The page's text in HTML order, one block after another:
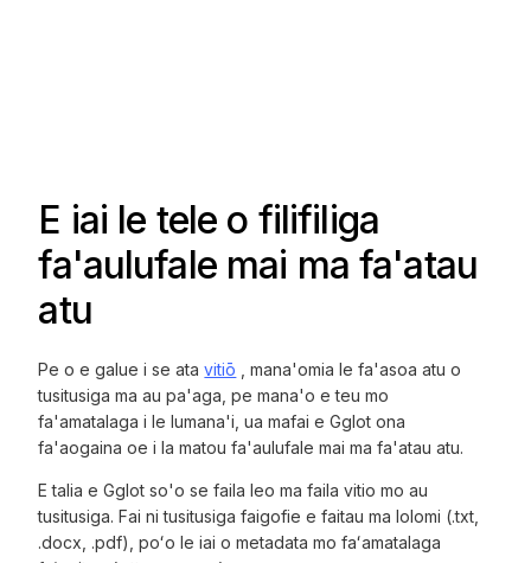
E iai le tele o filifiliga
fa'aulufale mai ma fa'atau
atu
Pe o e galue i se atavitiō , mana'omia le fa'asoa atu o
tusitusiga ma au pa'aga, pe mana'o e teu mo
fa'amatalaga i le lumana'i, ua mafai e Gglot ona
fa'aogaina oe i la matou fa'aulufale mai ma fa'atau atu.
E talia e Gglot so'o se faila leo ma faila vitio mo au
tusitusiga. Fai ni tusitusiga faigofie e faitau ma lolomi (.txt,
.docx, .pdf), poʻo le iai o metadata mo faʻamatalaga